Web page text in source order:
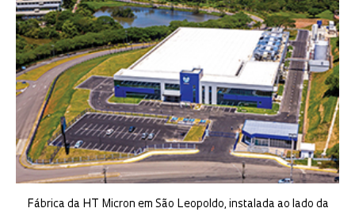
Fábrica da HT Micron em São Leopoldo, instalada ao lado da